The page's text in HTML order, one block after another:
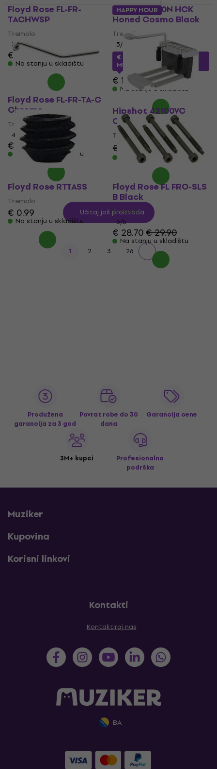
Floyd Rose FL-FR-
TACHWSP
Tremolo
3/5
€ 19.10
Na stanju u skladištu
Gotoh VS100N HCK
Honed Cosmo Black
Tremolo
5/5
€ 97.39
sa kodom
MUZMUZ-15
€ 119
Na stanju u skladištu
Floyd Rose FL-FR-TA-C
Chrome
Tremolo
4,8/5
€ 33.50 € 34.90
Na stanju u skladištu
HAPPY HOUR
Hipshot 42100VC
Chrome
Tremolo
€ 113€ 149
- 24 %
Na stanju u skladištu
Floyd Rose RTTASS
Tremolo
€ 0.99
Na stanju u skladištu
Floyd Rose FL FRO-SLS
B Black
Tremolo
5/5
€ 28.70€ 29.90
Na stanju u skladištu
Učitaj još proizvoda
1 2 3 ... 26
Produžena
garancija za 3 god
Povrat robe do 30
dana
Garancija cene
3M+ kupci
Profesionalna
podrška
Muziker
Kupovina
Korisni linkovi
Kontakti
Kontaktiraj nas
BA